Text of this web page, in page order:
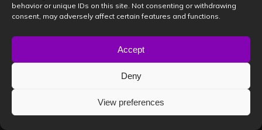
behavior or unique IDs on this site. Not consenting or withdrawing
consent, may adversely affect certain features and functions.
Accept
Deny
View preferences
DJ de ultimă generație. Aici poți exersa, îți poți
perfecționa tranzițiile și îți poți înregistra seturile în
format audio-video 4K pentru a le arăta promotorilor.
Rezervă o sesiune la Book a DJ Studio!
Scena te așteaptă. E timpul să faci pasul de la dormitor